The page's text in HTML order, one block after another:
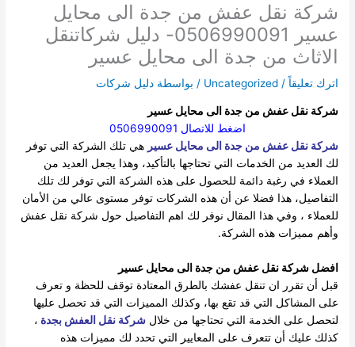
شركة نقل عفش من جدة الى محايل
عسير 0506990091- دليل شركاتنقل
الاثاث من جدة الى محايل عسير
اترك تعليقاً /
Uncategorized / بواسطة دليل شركات
شركة نقل عفش من جدة الى محايل عسير
اضغط للاتصال 0506990091
شركة نقل عفش من جدة الى محايل عسير هي تلك الشركة التي توفر
لك العديد من الخدمات التي تحتاجها بالتأكيد، وهذا يجعل العديد من
العملاء في رغبة دائمة للحصول على هذه الشركة التي توفر لك تلك
التفاصيل، هذا فضلا عن أن هذه الشركات توفر مستوى عالي من الأمان
للعملاء ، وفي هذا المقال نوفر لك اهم التفاصيل حول شركة نقل عفش
وأهم مميزات هذه الشركة.
افضل شركة نقل عفش من جدة الى محايل عسير
قبل أن تقرر ان تنقل عفشك بالطرق المعتادة توقف للحظة و تعرف
على المشاكل التي قد تقع بها، وكذلك المميزات التي قد تحصل عليها
لتحصل على الخدمة التي تحتاجها من خلالشركة نقل العفش بجدة ،
كذلك عليك أن تتعرف على المعايير التي تحدد لك مميزات هذه